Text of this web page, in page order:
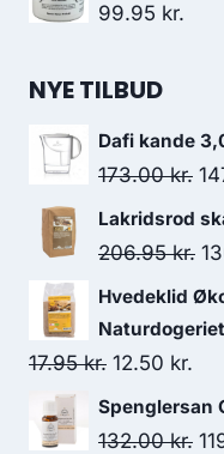
99.95 kr.
NYE TILBUD
Dafi kande
173.00kr.
Lakridsrod
206.95kr.
pris
Hvedeklid
Naturdogeriet
17.95kr. Den
oprindelige
pris
12.50 kr.
Spenglersan
132.00kr.